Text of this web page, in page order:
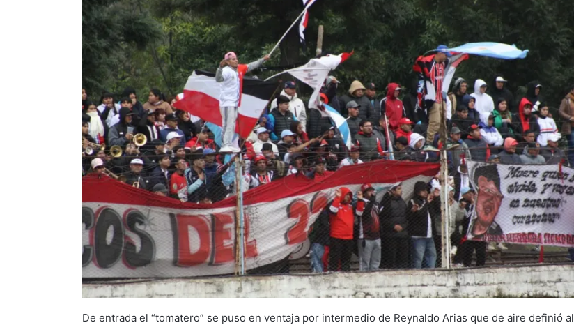
De entrada el “tomatero” se puso en ventaja por intermedio de Reynaldo Arias que de aire definió al